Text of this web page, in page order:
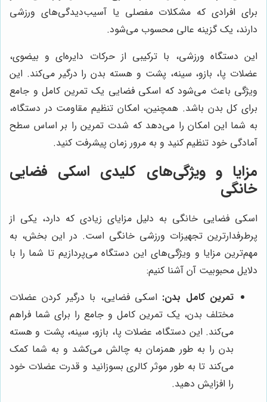
برای افرادی که مشکلات مفصلی یا آسیب‌دیدگی‌های ورزشی
دارند، یک گزینه عالی محسوب می‌شود.
این دستگاه ورزشی، با ترکیبی از حرکات دایره‌ای و بیضوی،
عضلات پا، بازو، سینه، پشت و هسته بدن را درگیر می‌کند. این
ویژگی باعث می‌شود که اسکی فضایی یک تمرین کامل و جامع
برای کل بدن باشد. همچنین، امکان تنظیم مقاومت در دستگاه،
به شما این امکان را می‌دهد که شدت تمرین را بر اساس سطح
آمادگی خود تنظیم کنید و به مرور زمان پیشرفت کنید.
مزایا و ویژگی‌های کلیدی اسکی فضایی
خانگی
اسکی فضایی خانگی به دلیل مزایای زیادی که دارد، یکی از
پرطرفدارترین تجهیزات ورزشی خانگی است. در این بخش، به
مهم‌ترین مزایا و ویژگی‌های این دستگاه می‌پردازیم تا شما را با
دلایل محبوبیت آن آشنا کنیم:
تمرین کامل بدن: اسکی فضایی، با درگیر کردن عضلات
مختلف بدن، یک تمرین کامل و جامع را برای شما فراهم
می‌کند. این دستگاه، عضلات پا، بازو، سینه، پشت و هسته
بدن را به طور همزمان به چالش می‌کشد و به شما کمک
می‌کند تا به طور موثر کالری بسوزانید و قدرت عضلات خود
را افزایش دهید.